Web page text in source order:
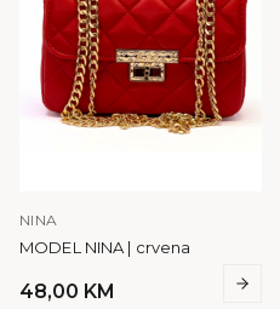
NINA
MODEL NINA | crvena
48,00 KM